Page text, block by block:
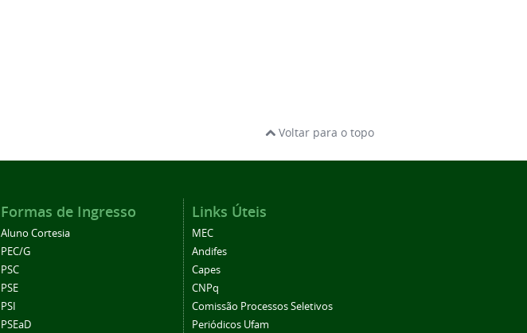
Voltar para o topo
Formas de Ingresso
Aluno Cortesia
PEC/G
PSC
PSE
PSI
PSEaD
Links Úteis
MEC
Andifes
Capes
CNPq
Comissão Processos Seletivos
Periódicos Ufam